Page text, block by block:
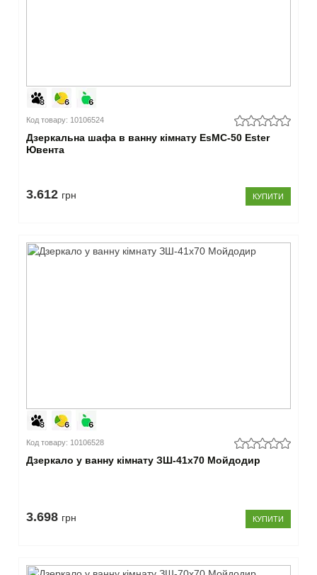
Код товару: 10106524
Дзеркальна шафа в ванну кімнату EsMC-50 Ester
Ювента
3.612 грн КУПИТИ
Код товару: 10106528
Дзеркало у ванну кімнату ЗШ-41x70 Мойдодир
3.698 грн КУПИТИ